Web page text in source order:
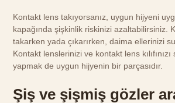
Kontakt lens takıyorsanız, uygun hijyeni
kapağında şişkinlik riskinizi azaltabilirsiniz.
takarken yada çıkarırken, daima ellerinizi
Kontakt lenslerinizi ve kontakt lens kılıfınızı
yapmak de uygun hijyenin bir parçasıdır.
Şiş ve şişmiş gözler